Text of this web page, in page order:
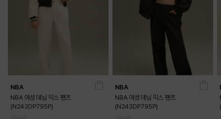
NBA
NBA 여성 데님 믹스 팬츠
(N243DP795P)
NBA
NBA 여성 데님 믹스 팬츠
(N243DP795P)